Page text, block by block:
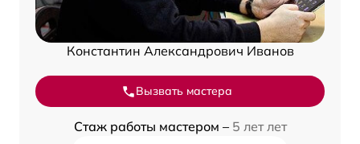
Константин Александрович Иванов
Вызвать мастера
Стаж работы мастером – 5 лет лет